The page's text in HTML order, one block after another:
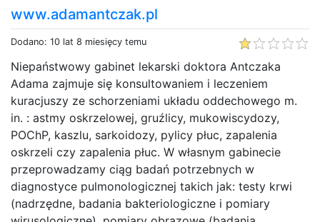
www.adamantczak.pl
Dodano: 10 lat 8 miesięcy temu
Niepaństwowy gabinet lekarski doktora Antczaka
Adama zajmuje się konsultowaniem i leczeniem
kuracjuszy ze schorzeniami układu oddechowego m.
in. : astmy oskrzelowej, gruźlicy, mukowiscydozy,
POChP, kaszlu, sarkoidozy, pylicy płuc, zapalenia
oskrzeli czy zapalenia płuc. W własnym gabinecie
przeprowadzamy ciąg badań potrzebnych w
diagnostyce pulmonologicznej takich jak: testy krwi
(nadrzędne, badania bakteriologiczne i pomiary